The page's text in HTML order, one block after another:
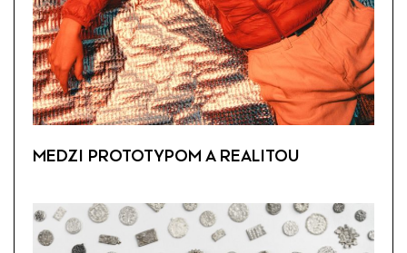
MEDZI PROTOTYPOM A REALITOU